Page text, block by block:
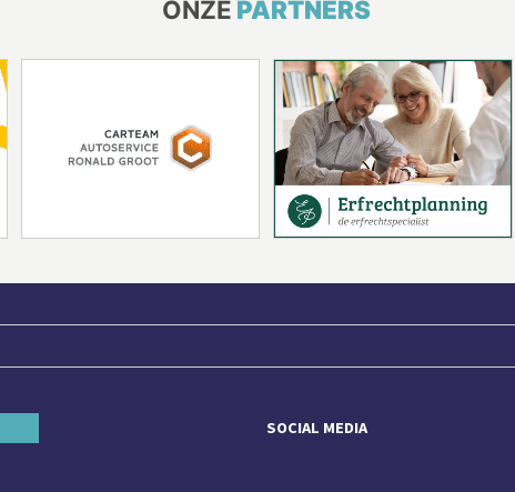
ONZE PARTNERS
SOCIAL MEDIA